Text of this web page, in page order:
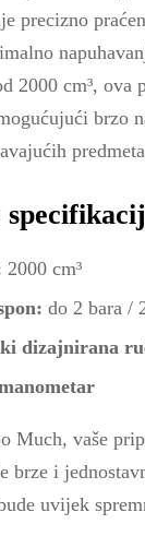
precizno
2000 cm³, ova
brzo
2000 cm³
do 2 bara /
dizajnirana
Much, vaše
brze i
uvijek